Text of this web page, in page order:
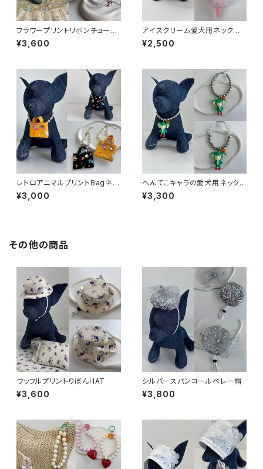
フラワープリントリボンチョーカ
ー
¥3,600
アイスクリーム愛犬用ネックレ
ス
¥2,500
レトロアニマルプリントBagネッ
クレス
¥3,000
へんてこキャラの愛犬用ネックレ
ス
¥3,300
その他の商品
ワッフルプリントりぼんHAT
¥3,600
シルバースパンコールベレー帽
¥3,800